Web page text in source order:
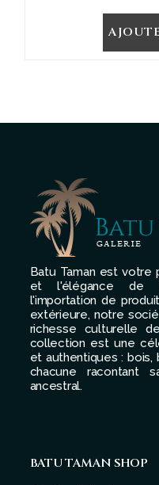
Batu Taman est
et l'élégance de
l'importation de
extérieure, notre
richesse culturelle
collection est une
et authentiques : bois,
chacune racontant
ancestral.
BATU TAMAN SHOP